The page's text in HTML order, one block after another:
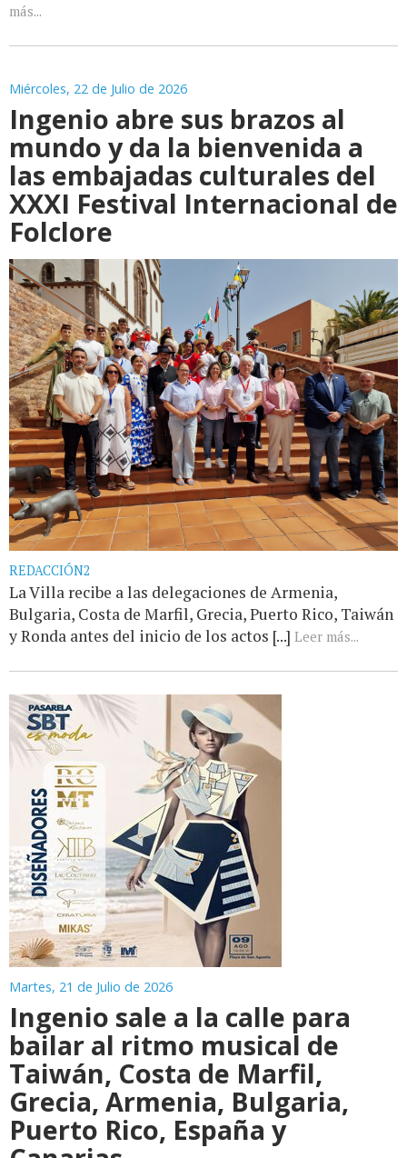
más...
Miércoles, 22 de Julio de 2026
Ingenio abre sus brazos al
mundo y da la bienvenida a
las embajadas culturales del
XXXI Festival Internacional de
Folclore
REDACCIÓN2
La Villa recibe a las delegaciones de Armenia,
Bulgaria, Costa de Marfil, Grecia, Puerto Rico, Taiwán
y Ronda antes del inicio de los actos [...] Leer más...
Martes, 21 de Julio de 2026
Ingenio sale a la calle para
bailar al ritmo musical de
Taiwán, Costa de Marfil,
Grecia, Armenia, Bulgaria,
Puerto Rico, España y